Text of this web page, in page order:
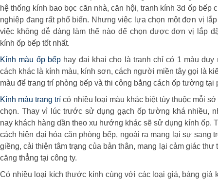
hệ thống kính bao bọc căn nhà, căn hội, tranh kính 3d ốp bếp
nghiệp đang rất phổ biến. Nhưng việc lựa chọn một đơn vị
việc không dễ dàng làm thế nào để chọn được đơn vị lắp
kính ốp bếp tốt nhất.
Kính màu ốp bếphay đại khai cho là tranh chỉ có 1 màu duy
cách khác là kính màu, kính sơn, cách người miền tây gọi là
màu để trang trí phòng bếp và thi công bằng cách ốp tường tại
Kính màu trang trí có nhiều loại màu khác biệt tùy thuộc mỗi
chọn. Thay vì lúc trước sử dụng gạch ốp tường khá nhiều,
nay khách hàng dần theo xu hướng khác sẽ sử dụng kính ốp.
cách hiện đại hóa căn phòng bếp, ngoài ra mang lại sự sang
giềng, cải thiện tâm trạng của bản thân, mang lại cảm giác thư
căng thẳng tại công ty.
Có nhiều loại kích thước kính cùng với các loại giá, bảng giá